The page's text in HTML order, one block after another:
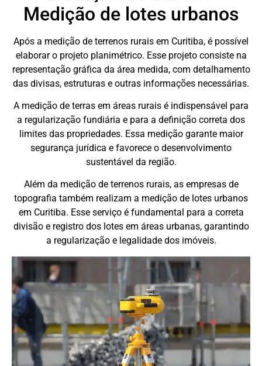
Medição de lotes urbanos
Após a medição de terrenos rurais em Curitiba, é possível
elaborar o projeto planimétrico. Esse projeto consiste na
representação gráfica da área medida, com detalhamento
das divisas, estruturas e outras informações necessárias.
A medição de terras em áreas rurais é indispensável para
a regularização fundiária e para a definição correta dos
limites das propriedades. Essa medição garante maior
segurança jurídica e favorece o desenvolvimento
sustentável da região.
Além da medição de terrenos rurais, as empresas de
topografia também realizam a medição de lotes urbanos
em Curitiba. Esse serviço é fundamental para a correta
divisão e registro dos lotes em áreas urbanas, garantindo
a regularização e legalidade dos imóveis.